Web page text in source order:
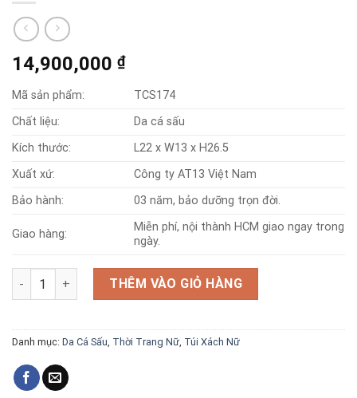
14,900,000 ₫
Mã sản phẩm:
TCS174
Chất liệu:
Da cá sấu
Kích thước:
L22 x W13 x H26.5
Xuất xứ:
Công ty AT13 Việt Nam
Bảo hành:
03 năm, bảo dưỡng trọn đời.
Giao hàng:
Miễn phí, nội thành HCM giao ngay trong
ngày.
Túi da cá sấu T174 số lượngTHÊM VÀO GIỎ HÀNG
Danh mục: Da Cá Sấu, Thời Trang Nữ, Túi Xách Nữ